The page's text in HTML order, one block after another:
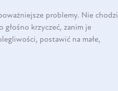
problemy. Nie chodzi
głośno krzyczeć, zanim je
postawić na małe,